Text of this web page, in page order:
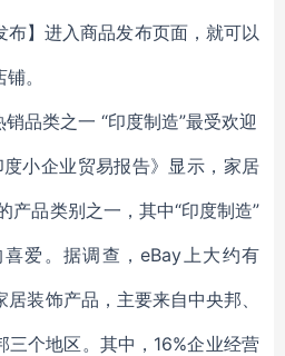
布】进入商品发布页面，就可以
。
品类之一 “印度制造”最受欢迎
小企业贸易报告》显示，家居
产品类别之一，其中“印度制造”
爱。据调查，eBay上大约有
装饰产品，主要来自中央邦、
三个地区。其中，16%企业经营